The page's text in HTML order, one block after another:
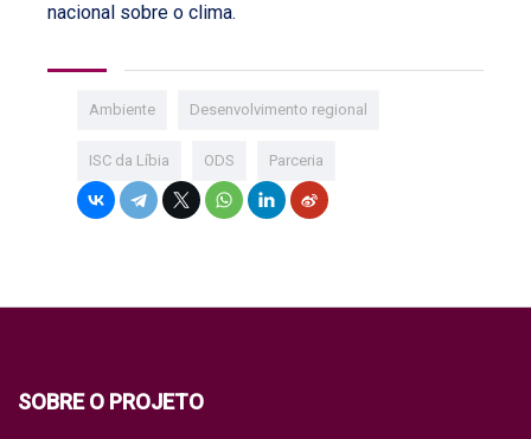
nacional sobre o clima.
Ambiente Desenvolvimento regional
ISC da Líbia ODS Parceria
SOBRE O PROJETO